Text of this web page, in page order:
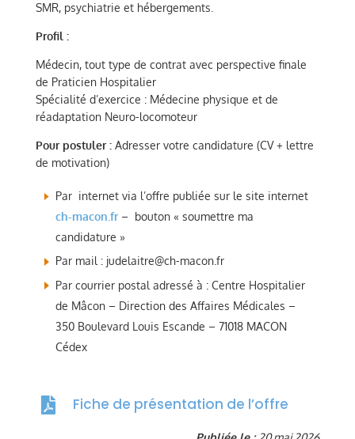
SMR, psychiatrie et hébergements.
Profil :
Médecin, tout type de contrat avec perspective finale
de Praticien Hospitalier
Spécialité d’exercice : Médecine physique et de
réadaptation Neuro-locomoteur
Pour postuler : Adresser votre candidature (CV + lettre
de motivation)
Par internet via l’offre publiée sur le site internet
ch-macon.fr– bouton « soumettre ma
candidature »
Par mail : judelaitre@ch-macon.fr
Par courrier postal adressé à : Centre Hospitalier
de Mâcon – Direction des Affaires Médicales –
350 Boulevard Louis Escande – 71018 MACON
Cédex
 Fiche de présentation de l’offre